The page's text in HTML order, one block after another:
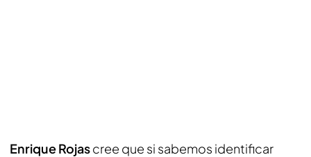
Enrique Rojascree que si sabemos identificar